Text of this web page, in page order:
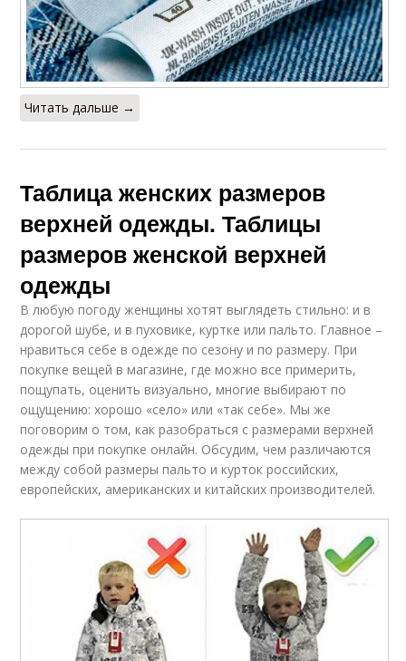
Читать дальше →
Таблица женских размеров
верхней одежды. Таблицы
размеров женской верхней
одежды
В любую погоду женщины хотят выглядеть стильно: и в
дорогой шубе, и в пуховике, куртке или пальто. Главное –
нравиться себе в одежде по сезону и по размеру. При
покупке вещей в магазине, где можно все примерить,
пощупать, оценить визуально, многие выбирают по
ощущению: хорошо «село» или «так себе». Мы же
поговорим о том, как разобраться с размерами верхней
одежды при покупке онлайн. Обсудим, чем различаются
между собой размеры пальто и курток российских,
европейских, американских и китайских производителей.